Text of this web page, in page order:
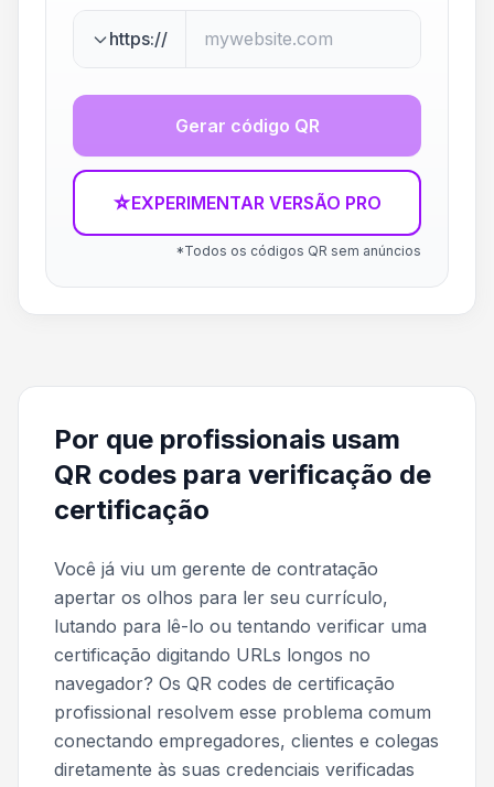
https://
Gerar código QR
☆EXPERIMENTAR VERSÃO PRO
*Todos os códigos QR sem anúncios
Por que profissionais usam
QR codes para verificação de
certificação
Você já viu um gerente de contratação
apertar os olhos para ler seu currículo,
lutando para lê-lo ou tentando verificar uma
certificação digitando URLs longos no
navegador? Os QR codes de certificação
profissional resolvem esse problema comum
conectando empregadores, clientes e colegas
diretamente às suas credenciais verificadas